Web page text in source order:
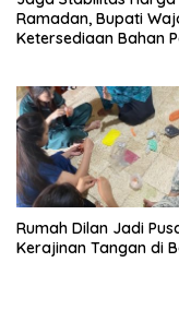
Ramadan, Bupati
Ketersediaan Bahan
Rumah Dilan Jadi
Kerajinan Tangan di